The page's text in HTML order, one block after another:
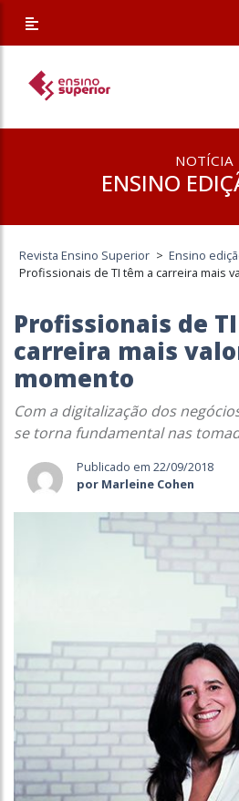
NOTÍCIA
ENSINO
Revista Ensino Superior > Ensino
Profissionais de TI têm a carreira mais
Profissionais de
carreira mais
momento
Com a digitalização dos
se torna fundamental nas
Publicado em 22/09/2018
por Marleine Cohen